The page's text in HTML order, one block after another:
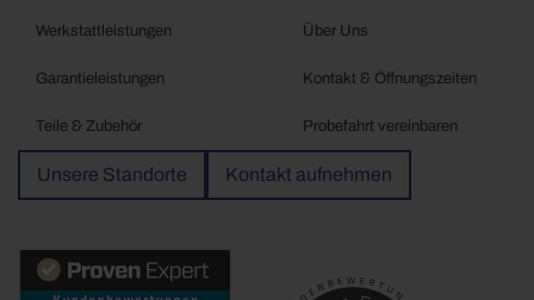
Werkstattleistungen
Garantieleistungen
Teile & Zubehör
Über Uns
Kontakt & Öffnungszeiten
Probefahrt vereinbaren
Unsere Standorte Kontakt aufnehmen